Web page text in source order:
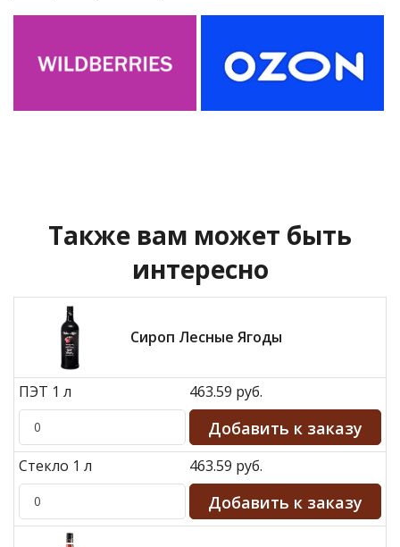
Также вам может быть
интересно
Сироп Лесные Ягоды
ПЭТ 1 л 463.59 руб.
Стекло 1 л 463.59 руб.